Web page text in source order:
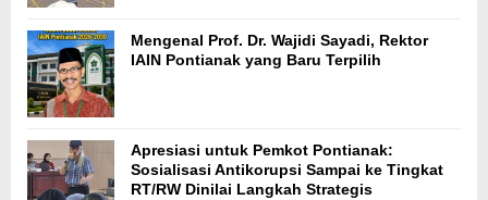
Mengenal Prof. Dr. Wajidi Sayadi, Rektor
IAIN Pontianak yang Baru Terpilih
Apresiasi untuk Pemkot Pontianak:
Sosialisasi Antikorupsi Sampai ke Tingkat
RT/RW Dinilai Langkah Strategis